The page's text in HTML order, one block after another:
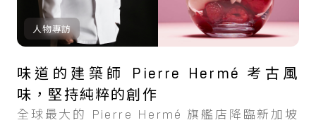
人物專訪
味道的建築師 Pierre Hermé 考古風
味，堅持純粹的創作
全球最大的 Pierre Hermé 旗艦店降臨新加坡